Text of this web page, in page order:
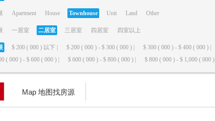
Apartment House Townhouse Unit Land Other
一居室 二居室 三居室 四居室 四室以上
$ 200 ( 000 ) 以下 | $ 200 ( 000 ) - $ 300 ( 000 ) | $ 300 ( 000 ) - $ 400 ( 000 ) |
( 000 ) - $ 600 ( 000 ) |
$ 600 ( 000 ) - $ 800 ( 000 ) | $ 800 ( 000 ) - $ 1,000 ( 000 ) |
Map 地图找房源